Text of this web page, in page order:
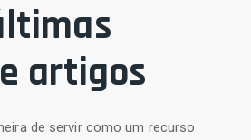
artigos
de servir como um recurso